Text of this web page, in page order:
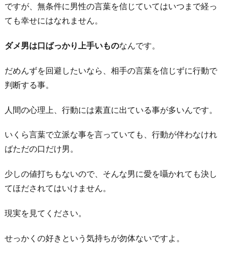
願
望
が
る
5.
に
自
分
が
い
い
ダ
ですが、無条件に男性の言葉を信じていてはいつまで経っ
ても幸せにはなれません。
ダメ男は口ばっかり上手いものなんです。
だめんずを回避したいなら、相手の言葉を信じずに行動で
判断する事。
人間の心理上、行動には素直に出ている事が多いんです。
いくら言葉で立派な事を言っていても、行動が伴わなけれ
ばただの口だけ男。
少しの値打ちもないので、そんな男に愛を囁かれても決し
てほだされてはいけません。
現実を見てください。
せっかくの好きという気持ちが勿体ないですよ。